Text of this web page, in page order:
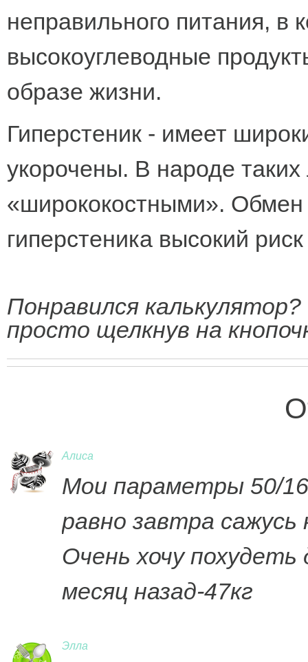
неправильного питания, в
высокоуглеводные
образе жизни.
Гиперстеник - имеет
укорочены. В народе
«ширококостными».
гиперстеника высокий
Понравился
просто щелкнув на
Алиса
Мои параметры 50/
равно завтра сажусь
Очень хочу
месяц назад-47кг
Элла